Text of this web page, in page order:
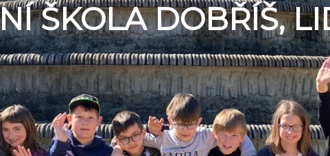
ŠKOLA DOBŘÍŠ,